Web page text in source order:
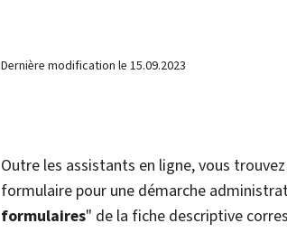
Dernière modification le15.09.2023
Outre les assistants en ligne, vous
formulaire pour une démarche
formulaires" de la fiche descriptive